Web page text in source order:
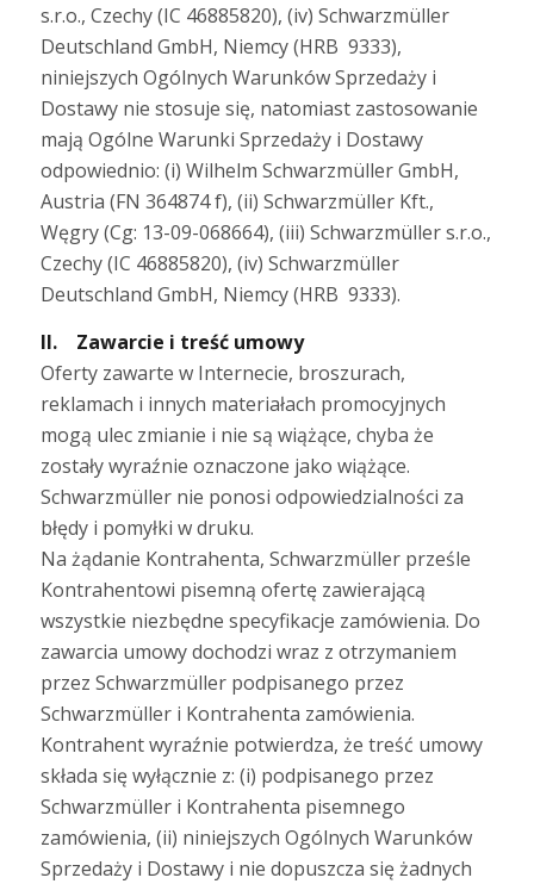
s.r.o., Czechy (IC 46885820), (iv) Schwarzmüller
Deutschland GmbH, Niemcy (HRB 9333),
niniejszych Ogólnych Warunków Sprzedaży i
Dostawy nie stosuje się, natomiast zastosowanie
mają Ogólne Warunki Sprzedaży i Dostawy
odpowiednio: (i) Wilhelm Schwarzmüller GmbH,
Austria (FN 364874 f), (ii) Schwarzmüller Kft.,
Węgry (Cg: 13-09-068664), (iii) Schwarzmüller s.r.o.,
Czechy (IC 46885820), (iv) Schwarzmüller
Deutschland GmbH, Niemcy (HRB 9333).
II. Zawarcie i treść umowy
Oferty zawarte w Internecie, broszurach,
reklamach i innych materiałach promocyjnych
mogą ulec zmianie i nie są wiążące, chyba że
zostały wyraźnie oznaczone jako wiążące.
Schwarzmüller nie ponosi odpowiedzialności za
błędy i pomyłki w druku.
Na żądanie Kontrahenta, Schwarzmüller prześle
Kontrahentowi pisemną ofertę zawierającą
wszystkie niezbędne specyfikacje zamówienia. Do
zawarcia umowy dochodzi wraz z otrzymaniem
przez Schwarzmüller podpisanego przez
Schwarzmüller i Kontrahenta zamówienia.
Kontrahent wyraźnie potwierdza, że treść umowy
składa się wyłącznie z: (i) podpisanego przez
Schwarzmüller i Kontrahenta pisemnego
zamówienia, (ii) niniejszych Ogólnych Warunków
Sprzedaży i Dostawy i nie dopuszcza się żadnych